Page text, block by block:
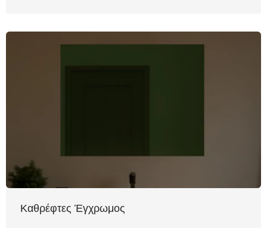
Καθρέφτες Έγχρωμος